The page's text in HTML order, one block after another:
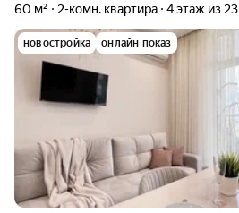
60 м² 2-комн. квартира 4 этаж из 23
новостройка онлайн показ